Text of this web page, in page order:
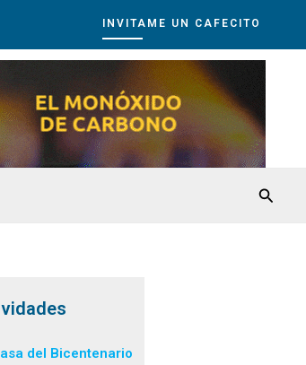
INVITAME UN CAFECITO
del Bicentenario